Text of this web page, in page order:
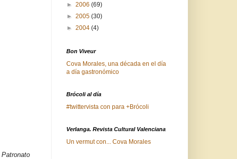
Patronato
► 2006 (69)
► 2005 (30)
► 2004 (4)
Bon Viveur
Cova Morales, una década en el día
a día gastronómico
Brócoli al día
#twittervista con para +Brócoli
Verlanga. Revista Cultural Valenciana
Un vermut con... Cova Morales